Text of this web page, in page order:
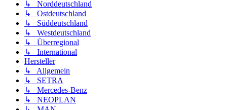
↳ Norddeutschland
↳ Ostdeutschland
↳ Süddeutschland
↳ Westdeutschland
↳ Überregional
↳ International
Hersteller
↳ Allgemein
↳ SETRA
↳ Mercedes-Benz
↳ NEOPLAN